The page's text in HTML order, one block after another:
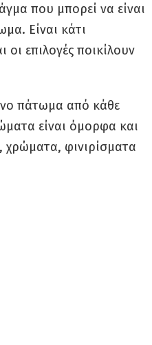
που μπορεί να είναι
Είναι κάτι
επιλογές ποικίλουν
πάτωμα από κάθε
είναι όμορφα και
χρώματα, φινιρίσματα